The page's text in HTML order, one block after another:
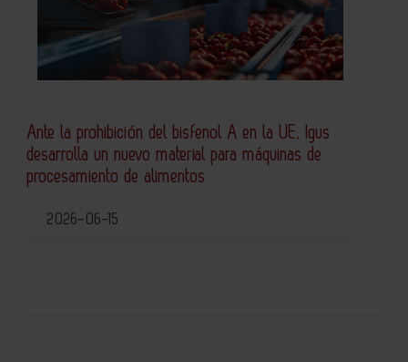
Ante la prohibición del bisfenol A en la UE, Igus
desarrolla un nuevo material para máquinas de
procesamiento de alimentos
2026-06-15